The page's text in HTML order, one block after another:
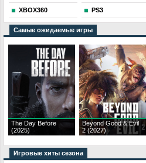
XBOX360 PS3
Самые ожидаемые игры
The Day Before
(2025)
Beyond Good & Evil
2 (2027)
Игровые хиты сезона